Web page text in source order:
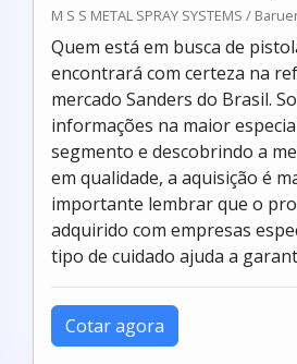
M S S METAL SPRAY SYSTEMS /
Quem está em busca de
encontrará com certeza na
mercado Sanders do Brasil.
informações na maior
segmento e descobrindo a
em qualidade, a aquisição é
importante lembrar que o
adquirido com empresas
tipo de cuidado ajuda a
Cotar agora